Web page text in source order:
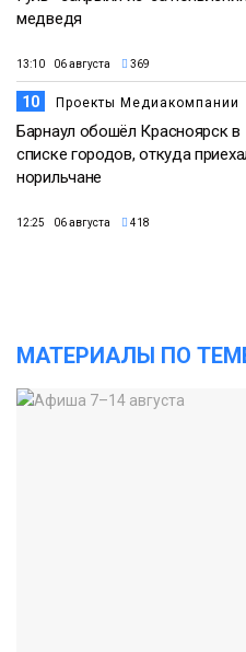
медведя
13:10 06 августа 369
10 Проекты Медиакомпании
Барнаул обошёл Красноярск в
списке городов, откуда
норильчане
12:25 06 августа 418
МАТЕРИАЛЫ ПО